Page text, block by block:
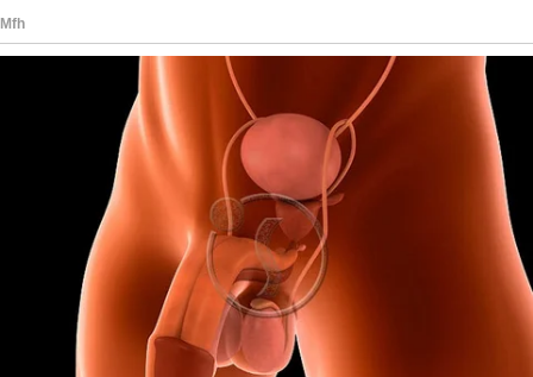
permanece o reconhecimento público por uma
carreira construída com dedicação, talento e
sensibilidade.